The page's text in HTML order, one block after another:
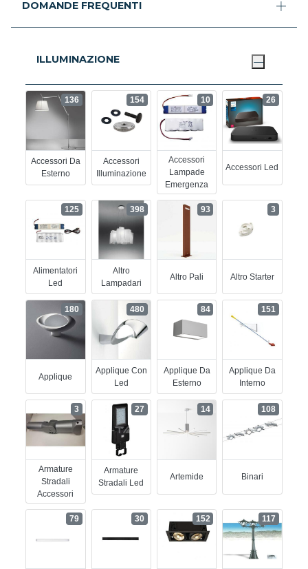
DOMANDE FREQUENTI
ILLUMINAZIONE
Accessori Da
Esterno
136
Accessori
Illuminazione
154
Accessori
Lampade
Emergenza
10
Accessori Led
26
Alimentatori
Led
125
Altro
Lampadari
398
Altro Pali
93
Altro Starter
3
Applique
180
Applique Con
Led
480
Applique Da
Esterno
84
Applique Da
Interno
151
Armature
Stradali
Accessori
3
Armature
Stradali Led
27
Artemide
14
Binari
108
79 30 152 117